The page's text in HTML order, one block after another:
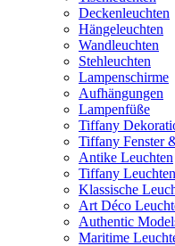
Deckenleuchten
Hängeleuchten
Wandleuchten
Stehleuchten
Lampenschirme
Aufhängungen
Lampenfüße
Tiffany
Tiffany Fenster
Antike Leuchten
Tiffany Leuchten
Klassische
Art Déco
Authentic
Maritime